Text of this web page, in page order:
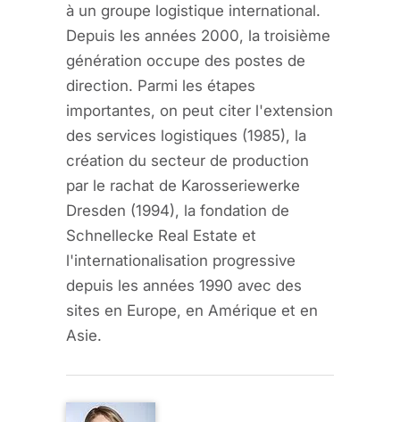
à un groupe logistique international.
Depuis les années 2000, la troisième
génération occupe des postes de
direction. Parmi les étapes
importantes, on peut citer l'extension
des services logistiques (1985), la
création du secteur de production
par le rachat de Karosseriewerke
Dresden (1994), la fondation de
Schnellecke Real Estate et
l'internationalisation progressive
depuis les années 1990 avec des
sites en Europe, en Amérique et en
Asie.